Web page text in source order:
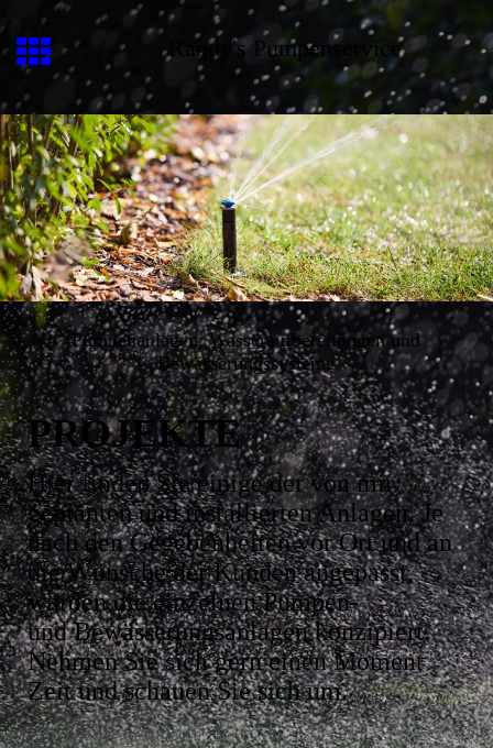
Randy's Pumpenservice
Pumpenanlagen, Wasseraufbereitungen und
Bewässerungssysteme
PROJEKTE
Hier finden Sie einige der von mir
geplanten und installierten Anlagen. Je
nach den Gegebenheiten vor Ort und an
die Wünsche der Kunden angepasst,
wurden die einzelnen Pumpen-
und Bewässerungsanlagen konzipiert.
Nehmen Sie sich gern einen Moment
Zeit und schauen Sie sich um.